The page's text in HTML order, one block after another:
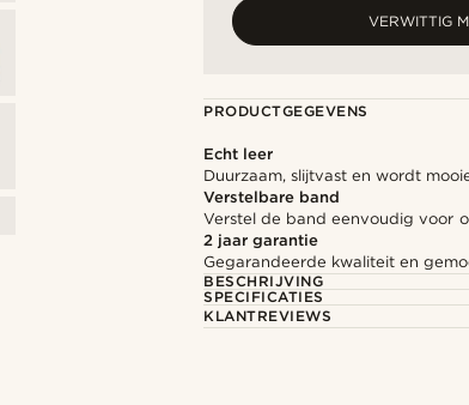
VERWITTIG
PRODUCTGEGEVENS
Echt leer
Duurzaam, slijtvast en wordt
Verstelbare band
Verstel de band eenvoudig voor
2 jaar garantie
Gegarandeerde kwaliteit en
BESCHRIJVING
SPECIFICATIES
KLANTREVIEWS